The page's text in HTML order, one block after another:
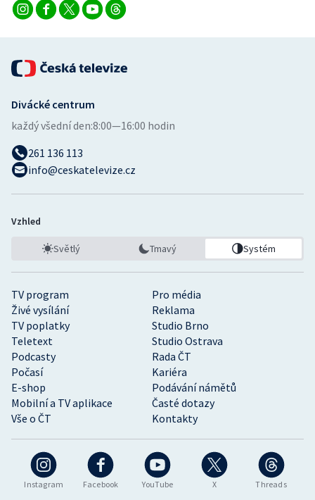
Volejbal
Instagram Facebook YouTube X Threads
TV program
Pro média
Živé vysílání
Reklama
TV poplatky
Studio Brno
Teletext
Studio Ostrava
Podcasty
Rada ČT
Počasí
Kariéra
E-shop
Podávání námětů
Mobilní a TV aplikace
Časté dotazy
Vše o ČT
Kontakty
Divácké centrum
každý všední den:8:00—16:00 hodin
261 136 113
info@ceskatelevize.cz
Vzhled
Světlý Tmavý Systém